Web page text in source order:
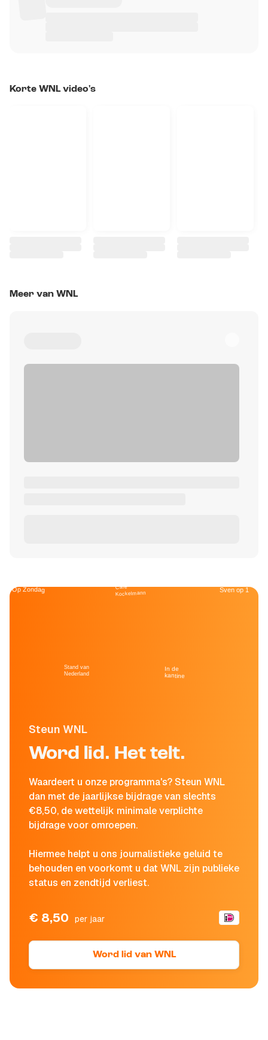
Korte WNL video's
Meer van WNL
Steun WNL
Word lid. Het telt.
Waardeert u onze programma's? Steun WNL
dan met de jaarlijkse bijdrage van slechts
€8,50, de wettelijk minimale verplichte
bijdrage voor omroepen.
Hiermee helpt u ons journalistieke geluid te
behouden en voorkomt u dat WNL zijn publieke
status en zendtijd verliest.
€ 8,50 per jaar
Word lid van WNL
Op Zondag
Stand van
Nederland
Café
Kockelmann
In de
kantine
Sven op 1